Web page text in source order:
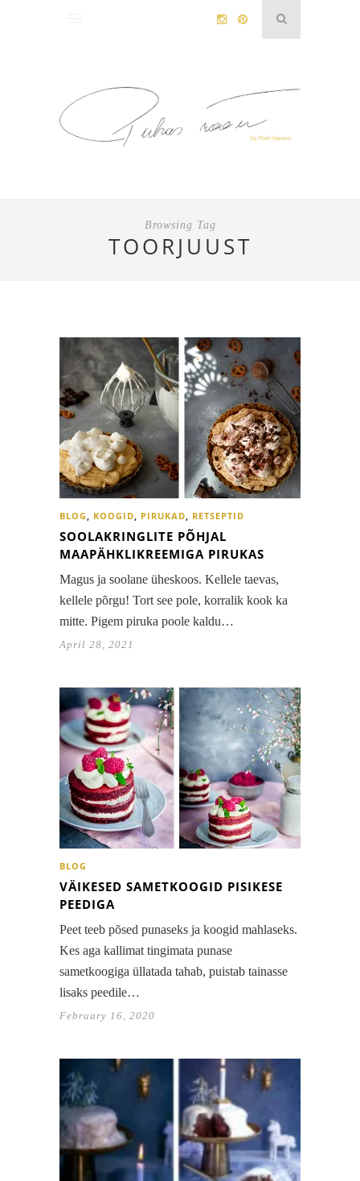
Browsing Tag
TOORJUUST
BLOG, KOOGID, PIRUKAD, RETSEPTID
SOOLAKRINGLITE PÕHJAL
MAAPÄHKLIKREEMIGA PIRUKAS
Magus ja soolane üheskoos. Kellele taevas,
kellele põrgu! Tort see pole, korralik kook ka
mitte. Pigem piruka poole kaldu…
April 28, 2021
BLOG
VÄIKESED SAMETKOOGID PISIKESE
PEEDIGA
Peet teeb põsed punaseks ja koogid mahlaseks.
Kes aga kallimat tingimata punase
sametkoogiga üllatada tahab, puistab tainasse
lisaks peedile…
February 16, 2020